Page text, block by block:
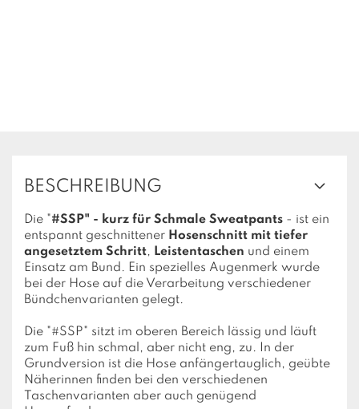
BESCHREIBUNG
Die "#SSP" - kurz für Schmale Sweatpants - ist ein
entspannt geschnittener Hosenschnitt mit tiefer
angesetztem Schritt, Leistentaschen und einem
Einsatz am Bund. Ein spezielles Augenmerk wurde
bei der Hose auf die Verarbeitung verschiedener
Bündchenvarianten gelegt.
Die "#SSP" sitzt im oberen Bereich lässig und läuft
zum Fuß hin schmal, aber nicht eng, zu. In der
Grundversion ist die Hose anfängertauglich, geübte
Näherinnen finden bei den verschiedenen
Taschenvarianten aber auch genügend